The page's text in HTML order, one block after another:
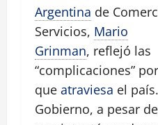
Argentina de
Servicios, Mario
Grinman, reflejó las
“complicaciones”
que atraviesa el
Gobierno, a pesar de